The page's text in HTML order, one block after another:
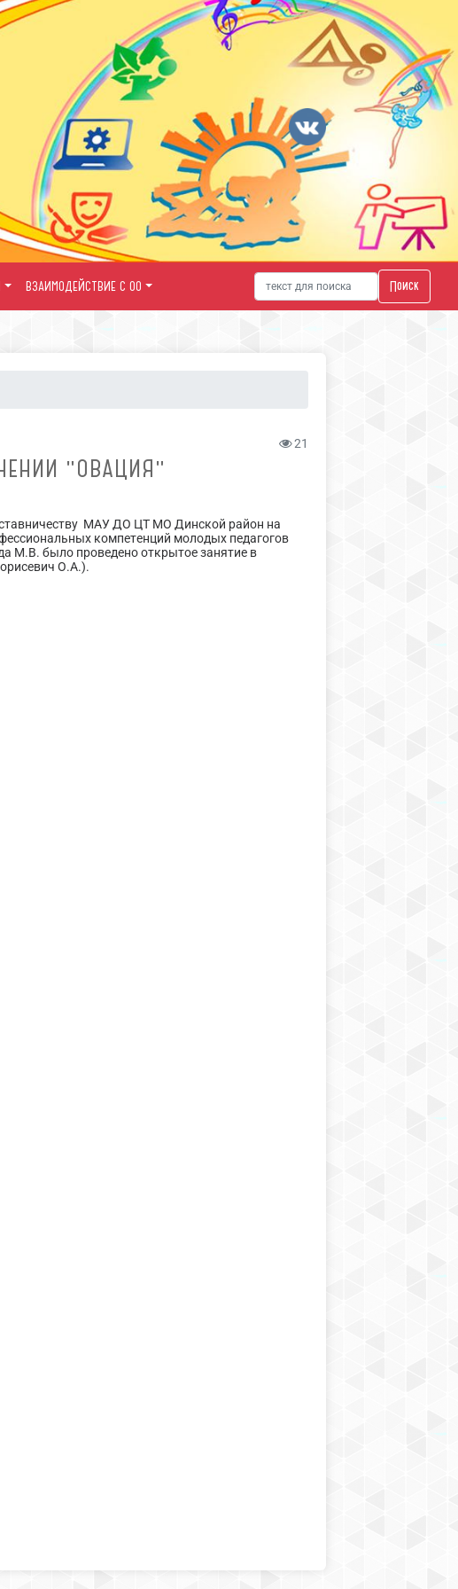
ВЗАИМОДЕЙСТВИЕ С ОО Поиск
21
"ОВАЦИЯ"
МАУ ДО ЦТ МО Динской район на
компетенций молодых педагогов
М.В. было проведено открытое занятие в
О.А.).